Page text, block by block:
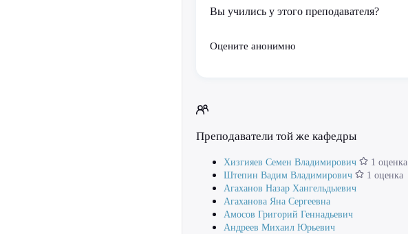
Вы учились у этого преподавателя?
Оцените анонимно
Преподаватели той же кафедры
Хизгияев Семен Владимирович
1 оценка
Штепин Вадим Владимирович
1 оценка
Агаханов Назар Хангельдыевич
Агаханова Яна Сергеевна
Амосов Григорий Геннадьевич
Андреев Михаил Юрьевич